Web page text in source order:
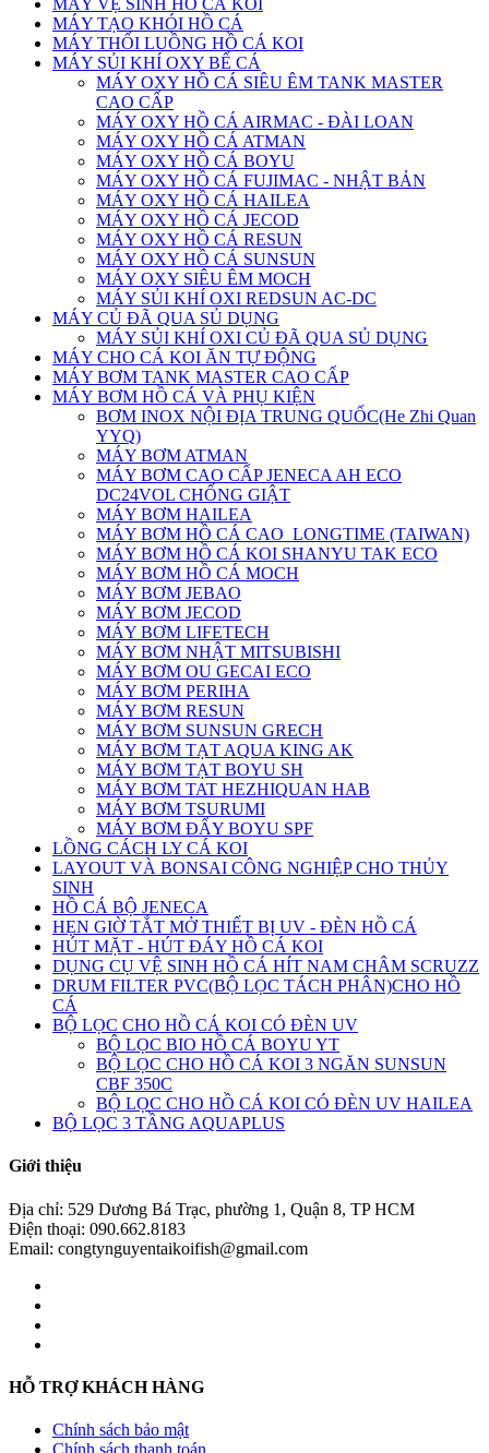
MÁY VỆ SINH HỒ CÁ KOI
MÁY TẠO KHÓI HỒ CÁ
MÁY THỔI LUỒNG HỒ CÁ KOI
MÁY SỦI KHÍ OXY BỂ CÁ
MÁY OXY HỒ CÁ SIÊU ÊM TANK MASTER
CAO CẤP
MÁY OXY HỒ CÁ AIRMAC - ĐÀI LOAN
MÁY OXY HỒ CÁ ATMAN
MÁY OXY HỒ CÁ BOYU
MÁY OXY HỒ CÁ FUJIMAC - NHẬT BẢN
MÁY OXY HỒ CÁ HAILEA
MÁY OXY HỒ CÁ JECOD
MÁY OXY HỒ CÁ RESUN
MÁY OXY HỒ CÁ SUNSUN
MÁY OXY SIÊU ÊM MOCH
MÁY SỦI KHÍ OXI REDSUN AC-DC
MÁY CỦ ĐÃ QUA SỦ DỤNG
MÁY SỦI KHÍ OXI CỦ ĐÃ QUA SỦ DỤNG
MÁY CHO CÁ KOI ĂN TỰ ĐỘNG
MÁY BƠM TANK MASTER CAO CẤP
MÁY BƠM HỒ CÁ VÀ PHỤ KIỆN
BƠM INOX NỘI ĐỊA TRUNG QUỐC(He Zhi Quan
YYQ)
MÁY BƠM ATMAN
MÁY BƠM CAO CẤP JENECA AH ECO
DC24VOL CHỐNG GIẬT
MÁY BƠM HAILEA
MÁY BƠM HỒ CÁ CAO_LONGTIME (TAIWAN)
MÁY BƠM HỒ CÁ KOI SHANYU TAK ECO
MÁY BƠM HỒ CÁ MOCH
MÁY BƠM JEBAO
MÁY BƠM JECOD
MÁY BƠM LIFETECH
MÁY BƠM NHẬT MITSUBISHI
MÁY BƠM OU GECAI ECO
MÁY BƠM PERIHA
MÁY BƠM RESUN
MÁY BƠM SUNSUN GRECH
MÁY BƠM TẠT AQUA KING AK
MÁY BƠM TẠT BOYU SH
MÁY BƠM TAT HEZHIQUAN HAB
MÁY BƠM TSURUMI
MÁY BƠM ĐẨY BOYU SPF
LỒNG CÁCH LY CÁ KOI
LAYOUT VÀ BONSAI CÔNG NGHIỆP CHO THỦY
SINH
HỒ CÁ BỘ JENECA
HẸN GIỜ TẮT MỞ THIẾT BỊ UV - ĐÈN HỒ CÁ
HÚT MẶT - HÚT ĐÁY HỒ CÁ KOI
DỤNG CỤ VỆ SINH HỒ CÁ HÍT NAM CHÂM SCRUZZ
DRUM FILTER PVC(BỘ LỌC TÁCH PHÂN)CHO HỒ
CÁ
BỘ LỌC CHO HỒ CÁ KOI CÓ ĐÈN UV
BỘ LỌC BIO HỒ CÁ BOYU YT
BỘ LỌC CHO HỒ CÁ KOI 3 NGĂN SUNSUN
CBF 350C
BỘ LỌC CHO HỒ CÁ KOI CÓ ĐÈN UV HAILEA
BỘ LỌC 3 TẦNG AQUAPLUS
Giới thiệu
Địa chỉ: 529 Dương Bá Trạc, phường 1, Quận 8, TP HCM
Điện thoại: 090.662.8183
Email: congtynguyentaikoifish@gmail.com
HỖ TRỢ KHÁCH HÀNG
Chính sách bảo mật
Chính sách thanh toán